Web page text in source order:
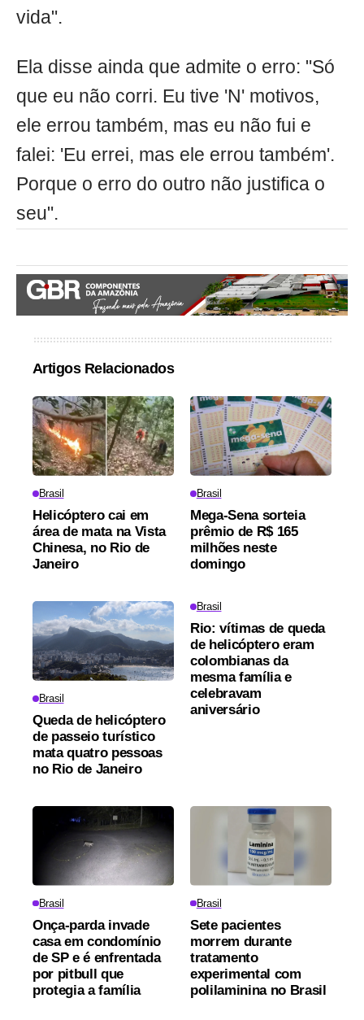
vida".
Ela disse ainda que admite o erro: "Só
que eu não corri. Eu tive 'N' motivos,
ele errou também, mas eu não fui e
falei: 'Eu errei, mas ele errou também'.
Porque o erro do outro não justifica o
seu".
Artigos Relacionados
Brasil
Helicóptero cai em
área de mata na Vista
Chinesa, no Rio de
Janeiro
Brasil
Mega-Sena sorteia
prêmio de R$ 165
milhões neste
domingo
Brasil
Queda de helicóptero
de passeio turístico
mata quatro pessoas
no Rio de Janeiro
Brasil
Rio: vítimas de queda
de helicóptero eram
colombianas da
mesma família e
celebravam
aniversário
Brasil
Onça-parda invade
casa em condomínio
de SP e é enfrentada
por pitbull que
protegia a família
Brasil
Sete pacientes
morrem durante
tratamento
experimental com
polilaminina no Brasil